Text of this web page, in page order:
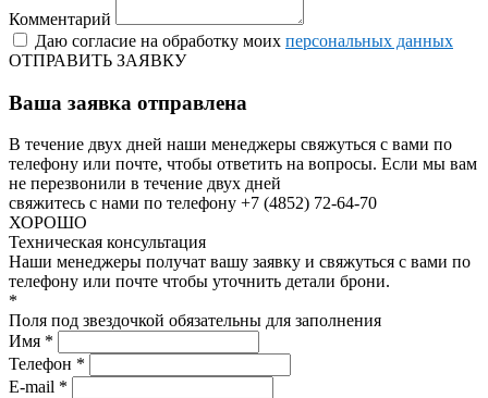
Комментарий
Даю согласие на обработку моих персональных данных
ОТПРАВИТЬ ЗАЯВКУ
Ваша заявка отправлена
В течение двух дней наши менеджеры свяжуться с вами по
телефону или почте, чтобы ответить на вопросы. Если мы вам
не перезвонили в течение двух дней
свяжитесь с нами по телефону +7 (4852) 72-64-70
ХОРОШО
Техническая консультация
Наши менеджеры получат вашу заявку и свяжуться с вами по
телефону или почте чтобы уточнить детали брони.
*
Поля под звездочкой обязательны для заполнения
Имя *
Телефон *
E-mail *